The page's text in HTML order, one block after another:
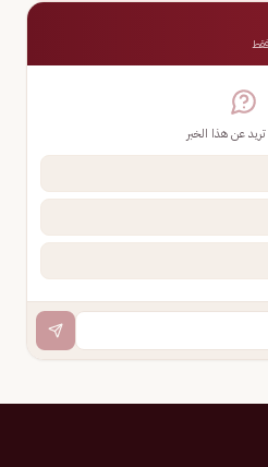
عن هذا الخبر